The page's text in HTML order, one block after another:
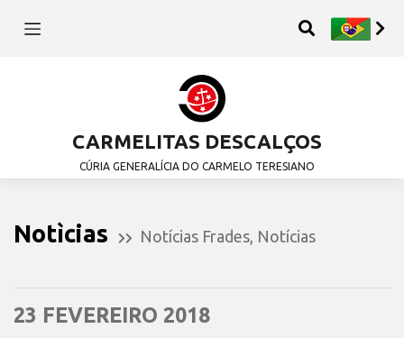
CARMELITAS DESCALÇOS
CÚRIA GENERALÍCIA DO CARMELO TERESIANO
Notìcias Notícias Frades Notícias
23 FEVEREIRO 2018